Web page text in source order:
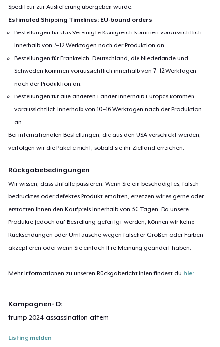
Spediteur zur Auslieferung übergeben wurde.
Estimated Shipping Timelines: EU-bound orders
Bestellungen für das Vereinigte Königreich kommen voraussichtlich
innerhalb von 7–12 Werktagen nach der Produktion an.
Bestellungen für Frankreich, Deutschland, die Niederlande und
Schweden kommen voraussichtlich innerhalb von 7–12 Werktagen
nach der Produktion an.
Bestellungen für alle anderen Länder innerhalb Europas kommen
voraussichtlich innerhalb von 10–16 Werktagen nach der Produktion
an.
Bei internationalen Bestellungen, die aus den USA verschickt werden,
verfolgen wir die Pakete nicht, sobald sie ihr Zielland erreichen.
Rückgabebedingungen
Wir wissen, dass Unfälle passieren. Wenn Sie ein beschädigtes, falsch
bedrucktes oder defektes Produkt erhalten, ersetzen wir es gerne oder
erstatten Ihnen den Kaufpreis innerhalb von 30 Tagen. Da unsere
Produkte jedoch auf Bestellung gefertigt werden, können wir keine
Rücksendungen oder Umtausche wegen falscher Größen oder Farben
akzeptieren oder wenn Sie einfach Ihre Meinung geändert haben.
Mehr Informationen zu unseren Rückgaberichtlinien findest du hier.
Kampagnen-ID:
trump-2024-assassination-attem
Listing melden